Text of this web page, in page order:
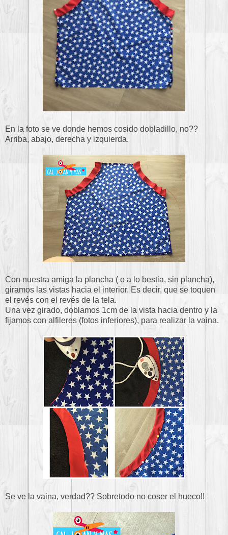
En la foto se ve donde hemos cosido dobladillo, no??
Arriba, abajo, derecha y izquierda.
Con nuestra amiga la plancha ( o a lo bestia, sin plancha),
giramos las vistas hacia el interior. Es decir, que se toquen
el revés con el revés de la tela.
Una vez girado, doblamos 1cm de la vista hacia dentro y la
fijamos con alfileres (fotos inferiores), para realizar la vaina.
Se ve la vaina, verdad?? Sobretodo no coser el hueco!!